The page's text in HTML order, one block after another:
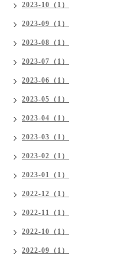
2023-10（1）
2023-09（1）
2023-08（1）
2023-07（1）
2023-06（1）
2023-05（1）
2023-04（1）
2023-03（1）
2023-02（1）
2023-01（1）
2022-12（1）
2022-11（1）
2022-10（1）
2022-09（1）